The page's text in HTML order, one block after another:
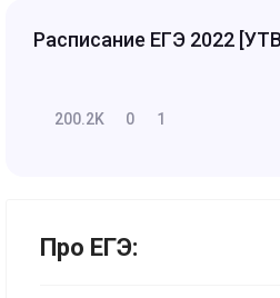
Расписание ЕГЭ 2022
200.2K 0 1
Про ЕГЭ: